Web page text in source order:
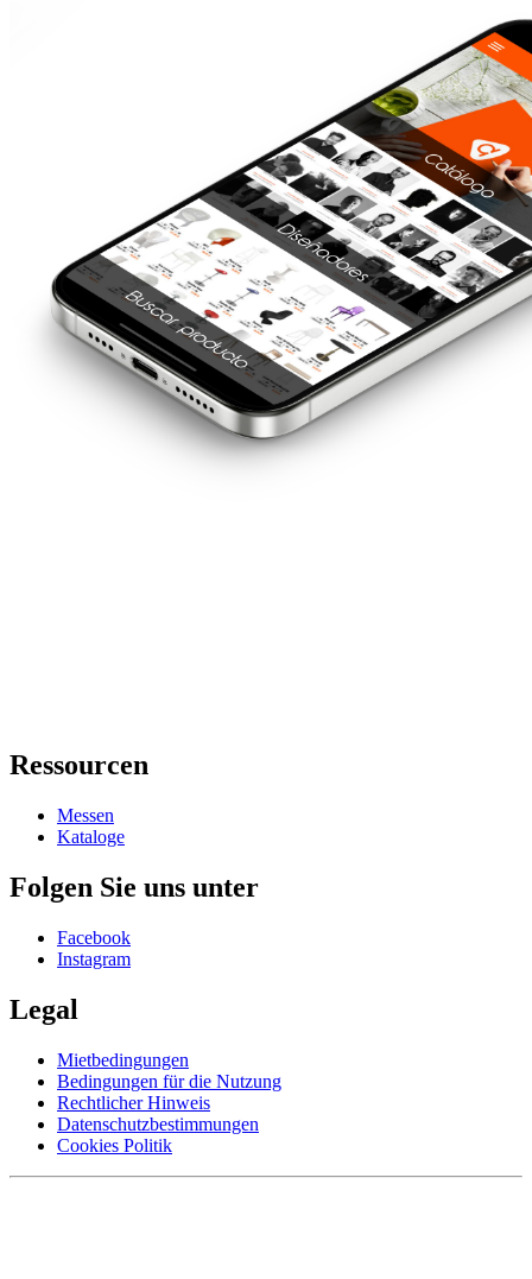
Ressourcen
Messen
Kataloge
Folgen Sie uns unter
Facebook
Instagram
Legal
Mietbedingungen
Bedingungen für die Nutzung
Rechtlicher Hinweis
Datenschutzbestimmungen
Cookies Politik